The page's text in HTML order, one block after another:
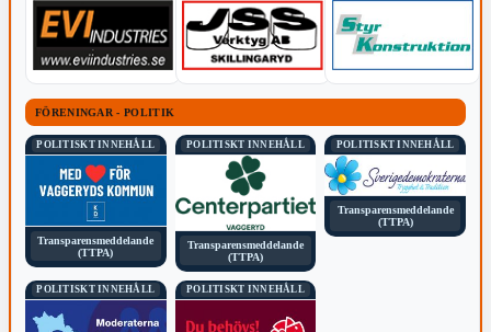
FÖRENINGAR - POLITIK
POLITISKT INNEHÅLL
Transparensmeddelande
(TTPA)
POLITISKT INNEHÅLL
Transparensmeddelande
(TTPA)
POLITISKT INNEHÅLL
Transparensmeddelande
(TTPA)
POLITISKT INNEHÅLL POLITISKT INNEHÅLL